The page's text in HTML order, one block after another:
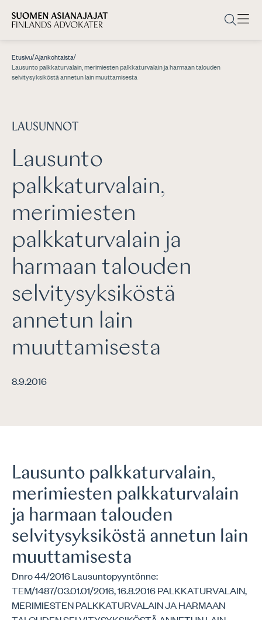
Etusivu/Ajankohtaista/
Lausunto palkkaturvalain, merimiesten palkkaturvalain ja harmaan talouden
selvitysyksiköstä annetun lain muuttamisesta
LAUSUNNOT
Lausunto
palkkaturvalain,
merimiesten
palkkaturvalain ja
harmaan talouden
selvitysyksiköstä
annetun lain
muuttamisesta
8.9.2016
Lausunto palkkaturvalain,
merimiesten palkkaturvalain
ja harmaan talouden
selvitysyksiköstä annetun lain
muuttamisesta
Dnro 44/2016 Lausuntopyyntönne:
TEM/1487/03.01.01/2016, 16.8.2016 PALKKATURVALAIN,
MERIMIESTEN PALKKATURVALAIN JA HARMAAN